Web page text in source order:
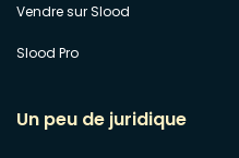
Vendre sur Slood
Slood Pro
Un peu de juridique